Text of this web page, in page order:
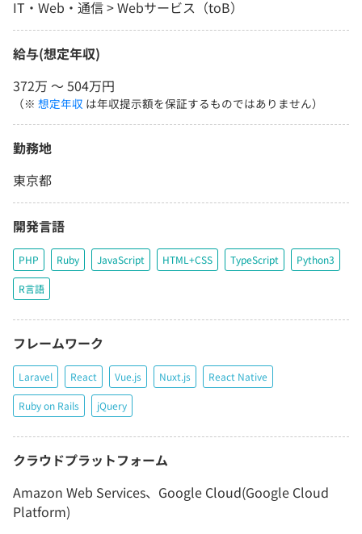
IT・Web・通信 > Webサービス（toB）
給与(想定年収)
372万 〜 504万円
（※ 想定年収 は年収提示額を保証するものではありません）
勤務地
東京都
開発言語
PHP Ruby JavaScript HTML+CSS TypeScript Python3
R言語
フレームワーク
Laravel React Vue.js Nuxt.js React Native
Ruby on Rails jQuery
クラウドプラットフォーム
Amazon Web Services、Google Cloud(Google Cloud
Platform)